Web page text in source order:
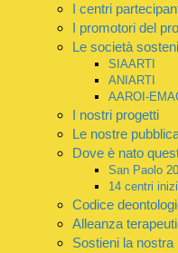
I centri
I promotori del
Le società
SIAARTI
ANIARTI
AAROI-
I nostri progetti
Le nostre
Dove è nato
San Paolo
14 centri
Codice
Alleanza
Sostieni la nostra